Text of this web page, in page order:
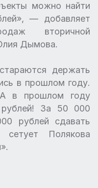
можно найти
— добавляет
вторичной
Дымова.
держать
в прошлом году.
в прошлом году
За 50 000
рублей сдавать
Полякова